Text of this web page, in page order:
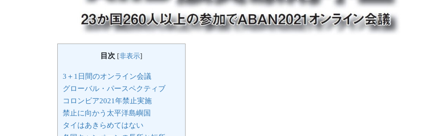
目次 [非表示]
3＋1日間のオンライン会議
グローバル・パースペクティブ
コロンビア2021年禁止実施
禁止に向かう太平洋島嶼国
タイはあきらめてはない